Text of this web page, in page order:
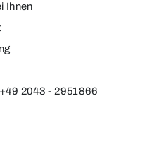
Ihnen
2043 - 2951866